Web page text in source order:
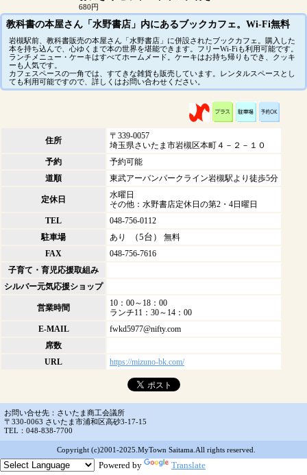
680円
教科書の本屋さん「水野書店」内にあるブックカフェ。Wi-Fi無料
岩槻駅前、教科書販売の本屋さん「水野書店」に併設されたブックカフェ。購入した
本を持ち込んで、心ゆくまで本の世界を堪能できます。フリーWi-Fiも利用可能です。
ランチメニュー・ケーキはすべてホームメード。ケーキはお持ち帰りもでき、クッキ
ーも人気です。
カフェスペースの一角では、すてきな雑貨も販売しています。レンタルスペースとし
ても利用可能ですので、詳しくはお問い合わせください。
住所
〒339-0057
埼玉県さいたま市岩槻区本町４－２－１０
予約
予約可能
道順
東武アーバンパークライン岩槻駅より徒歩5分
定休日
水曜日
その他：水野書店定休日の第2・4日曜日
TEL
048-756-0112
駐車場
あり （5台）
無料
FAX
048-756-7616
子育て・育児応援取組み
シルバー元気応援ショップ
営業時間
10：00～18：00
ランチ11：30～14：00
E-MAIL
fwkd5977@nifty.com
席数
URL
https://mizuno-bk.com/
お問い合せ先：さいたま商工会議所
〒330-0063 さいたま市浦和区高砂3-17-15
TEL：048-838-7700
Copyright (c)2001-2025.MyTown Saitama.All rights reserved.
Powered by Translate